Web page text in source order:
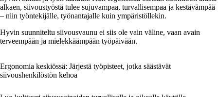
alkaen, siivoustyöstä tulee sujuvampaa, turvallisempaa ja kestävämpää
– niin työntekijälle, työnantajalle kuin ympäristöllekin.
Hyvin suunniteltu siivousvaunu ei siis ole vain väline, vaan avain
terveempään ja mielekkäämpään työpäivään.
Ergonomia keskiössä: Järjestä työpisteet, jotka säästävät
siivoushenkilöstön kehoa